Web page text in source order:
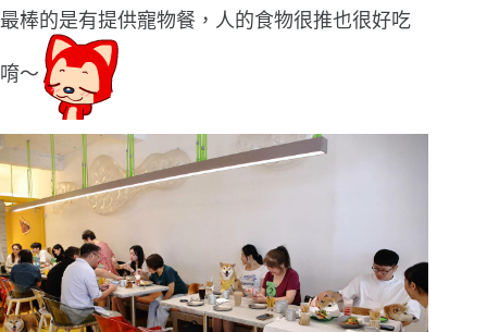
最棒的是有提供寵物餐，人的食物很推也很好吃
唷〜